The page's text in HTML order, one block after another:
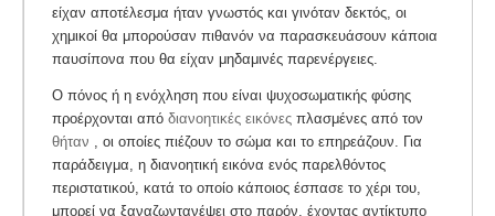
είχαν αποτέλεσμα ήταν γνωστός και γινόταν δεκτός, οι
χημικοί θα μπορούσαν πιθανόν να παρασκευάσουν κάποια
παυσίπονα που θα είχαν μηδαμινές παρενέργειες.
Ο πόνος ή η ενόχληση που είναι ψυχοσωματικής φύσης
προέρχονται από διανοητικές εικόνες πλασμένες από τον
θήταν , οι οποίες πιέζουν το σώμα και το επηρεάζουν. Για
παράδειγμα, η διανοητική εικόνα ενός παρελθόντος
περιστατικού, κατά το οποίο κάποιος έσπασε το χέρι του,
μπορεί να ξαναζωντανέψει στο παρόν, έχοντας αντίκτυπο